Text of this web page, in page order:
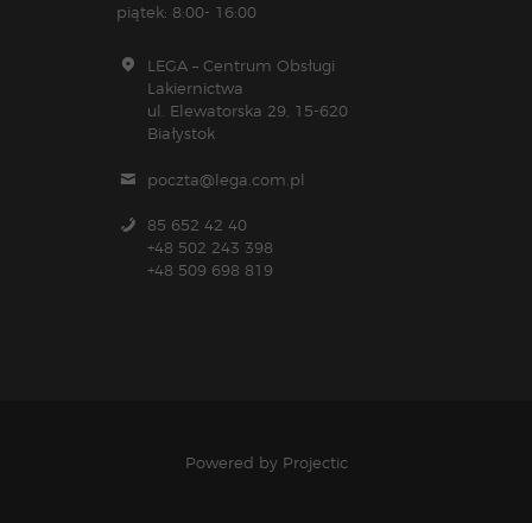
piątek: 8:00- 16:00
LEGA – Centrum Obsługi
Lakiernictwa
ul. Elewatorska 29, 15-620
Białystok
poczta@lega.com.pl
85 652 42 40
+48 502 243 398
+48 509 698 819
Powered by Projectic